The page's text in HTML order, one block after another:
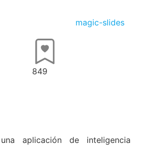
849
aplicación de inteligencia